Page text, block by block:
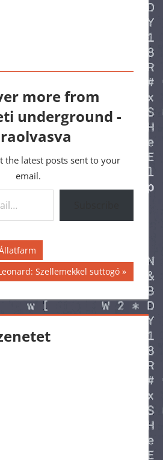
more from
underground -
the latest posts sent to your
email.
Szellemekkel suttogó